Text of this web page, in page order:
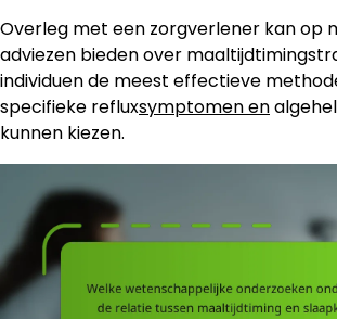
Overleg met een zorgverlener kan op
adviezen bieden over
individuen de meest effectieve
specifieke refluxsymptomen en
kunnen kiezen.